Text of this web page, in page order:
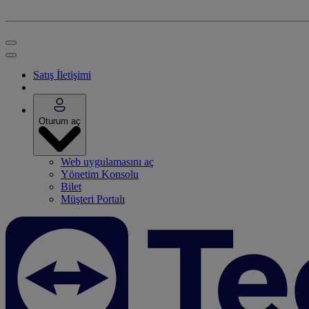
Satış İletişimi
Oturum aç
Web uygulamasını aç
Yönetim Konsolu
Bilet
Müşteri Portalı